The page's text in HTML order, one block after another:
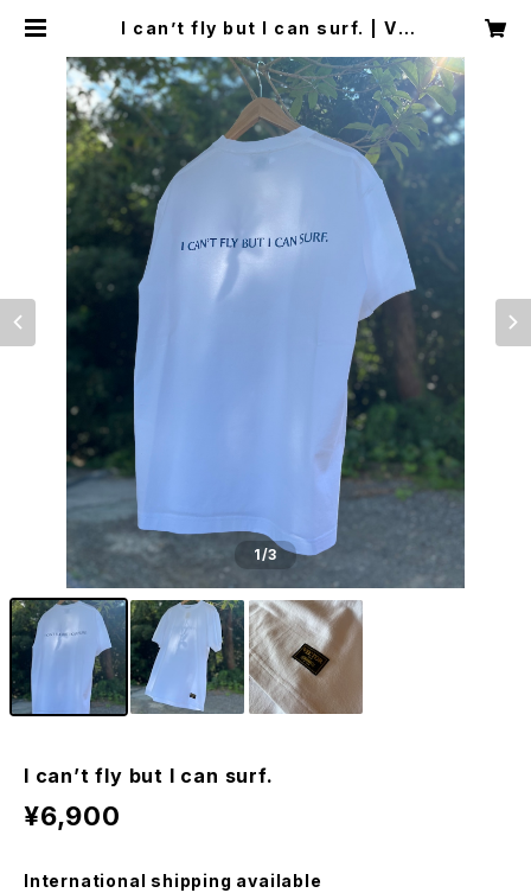
I can’t fly but I can surf. | VE
1/3
I can’t fly but I can surf.
¥6,900
International shipping available